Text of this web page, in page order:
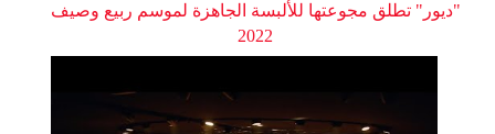
"ديور" تطلق مجوعتها للألبسة الجاهزة لموسم ربيع وصيف
2022